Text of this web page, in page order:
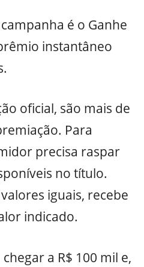
é o Ganhe
instantâneo
oficial, são mais de
Para
precisa raspar
no título.
iguais, recebe
indicado.
a R$ 100 mil e,